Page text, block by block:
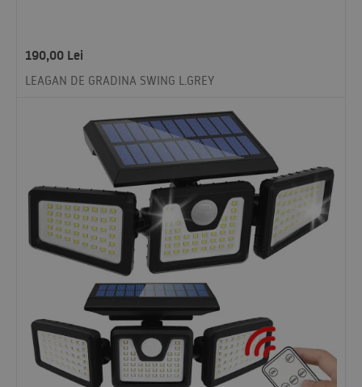
190,00 Lei
LEAGAN DE GRADINA SWING L.GREY